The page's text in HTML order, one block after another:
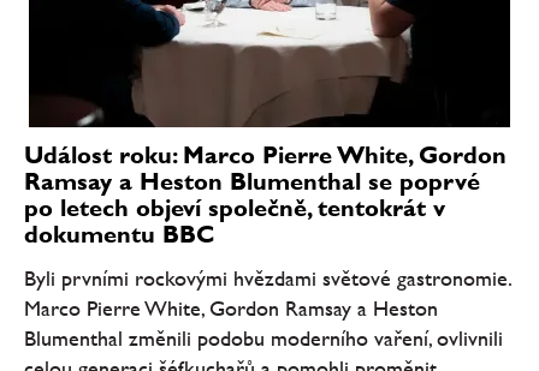
Událost roku: Marco Pierre White, Gordon
Ramsay a Heston Blumenthal se poprvé
po letech objeví společně, tentokrát v
dokumentu BBC
Byli prvními rockovými hvězdami světové gastronomie.
Marco Pierre White, Gordon Ramsay a Heston
Blumenthal změnili podobu moderního vaření, ovlivnili